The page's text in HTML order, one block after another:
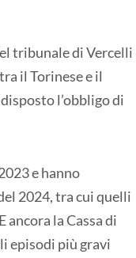
tribunale di Vercelli
il Torinese e il
l’obbligo di
e hanno
2024, tra cui quelli
ancora la Cassa di
episodi più gravi